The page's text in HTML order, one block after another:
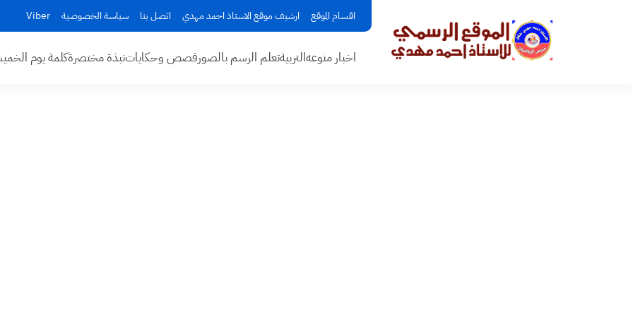
اقسام الموقع ارشيف موقع الاستاذ احمد مهدي اتصل بنا سياسة الخصوصية Viber
اخبار منوعهالتربيةتعلم الرسم بالصورقصص وحكاياتنبذة مختصرةكلمة يوم